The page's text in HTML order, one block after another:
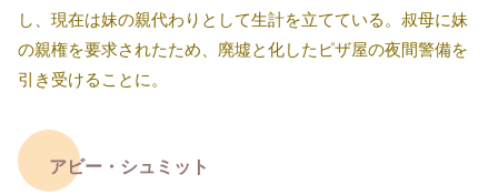
し、現在は妹の親代わりとして生計を立てている。叔母に妹
の親権を要求されたため、廃墟と化したピザ屋の夜間警備を
引き受けることに。
アビー・シュミット